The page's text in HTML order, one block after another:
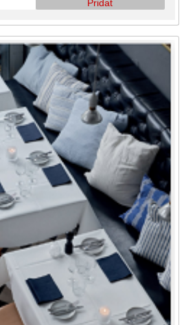
Pridať